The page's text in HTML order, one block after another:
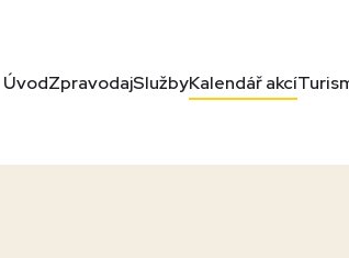
ÚvodZpravodajSlužbyKalendář akcí